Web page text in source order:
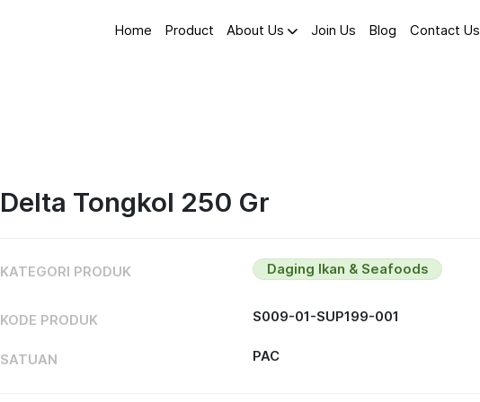
Home Product About Us Join Us Blog Contact Us
Delta Tongkol 250 Gr
KATEGORI PRODUK Daging Ikan & Seafoods
KODE PRODUK S009-01-SUP199-001
SATUAN PAC